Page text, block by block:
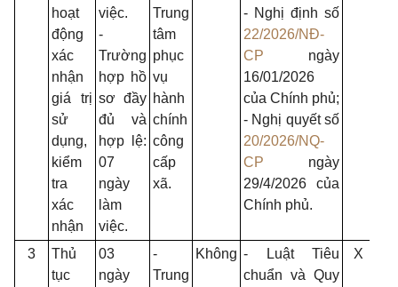
hoạt
động
xác
nhận
giá trị
sử
dụng,
kiểm
tra
xác
nhận
việc.
-
Trường
hợp hồ
sơ đầy
đủ và
hợp lệ:
07
ngày
làm
việc.
Trung
tâm
phục
vụ
hành
chính
công
cấp
xã.
- Nghị định số
22/2026/NĐ-
CP ngày
16/01/2026
của Chính phủ;
- Nghị quyết số
20/2026/NQ-
CP ngày
29/4/2026 của
Chính phủ.
3
Thủ
tục
03
ngày
-
Trung
Không - Luật Tiêu
chuẩn và Quy
X